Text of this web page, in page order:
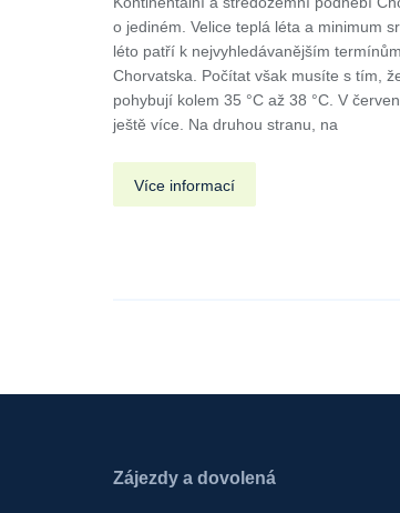
o jediném. Velice teplá léta a minimum
léto patří k nejvyhledávanějším
Chorvatska. Počítat však musíte s tím,
pohybují kolem 35 °C až 38 °C. V
ještě více. Na druhou stranu, na
Více informací
Zájezdy a dovolená